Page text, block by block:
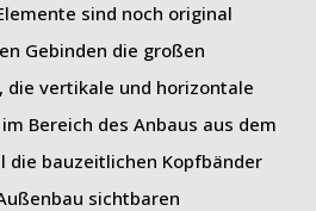
sind noch original
Gebinden die großen
die vertikale und horizontale
Bereich des Anbaus aus dem
die bauzeitlichen Kopfbänder
sichtbaren